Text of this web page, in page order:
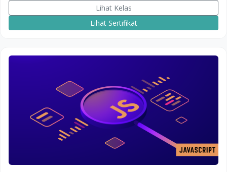
Lihat Kelas
Lihat Sertifikat